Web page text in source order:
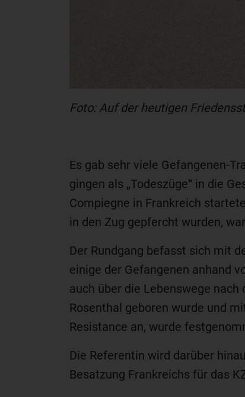
Foto: Auf der heutigen
Es gab sehr viele Gefangenen-
gingen als „Todeszüge“ in die
Compiegne in Frankreich
in den Zug gepfercht wurden,
Der Rundgang befasst sich mit
einige der Gefangenen anhand
auch über die Lebenswege
Rosenthal geboren wurde und
Resistance an, wurde
Die Referentin wird darüber
Besatzung Frankreichs für das